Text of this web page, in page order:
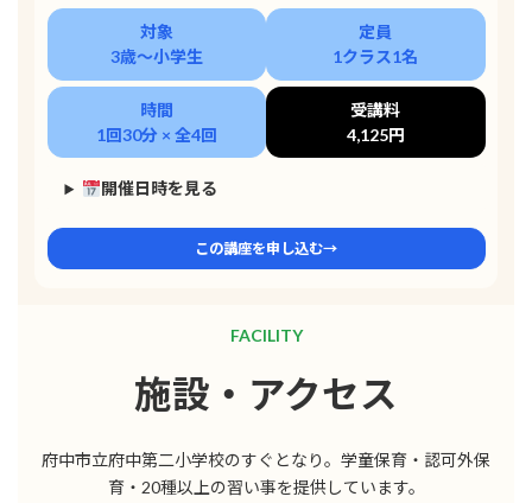
対象
3歳〜小学生
定員
1クラス1名
時間
1回30分 × 全4回
受講料
4,125円
開催日時を見る
この講座を申し込む→
FACILITY
施設・アクセス
府中市立府中第二小学校のすぐとなり。学童保育・認可外保
育・20種以上の習い事を提供しています。